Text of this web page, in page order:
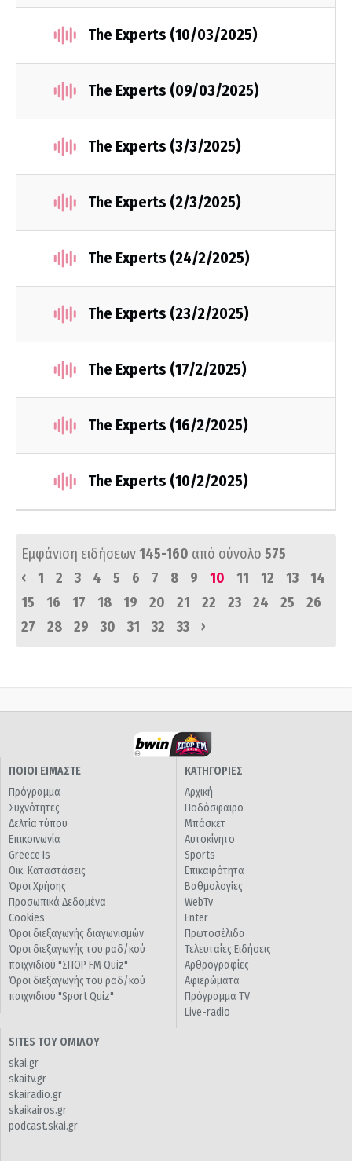
The Experts (10/03/2025)
The Experts (09/03/2025)
The Experts (3/3/2025)
The Experts (2/3/2025)
The Experts (24/2/2025)
The Experts (23/2/2025)
The Experts (17/2/2025)
The Experts (16/2/2025)
The Experts (10/2/2025)
Εμφάνιση ειδήσεων145-160 από σύνολο 575
‹
1 2 3 4 5 6 7 8 9 10 11 12 13
14
15
16 17 18 19 20 21 22 23 24 25
26
27
28 29 30 31 32 33 ›
ΠΟΙΟΙ ΕΙΜΑΣΤΕ
Πρόγραμμα
Συχνότητες
Δελτία τύπου
Επικοινωνία
Greece Is
Οικ. Καταστάσεις
Όροι Χρήσης
Προσωπικά Δεδομένα
Cookies
Όροι διεξαγωγής διαγωνισμών
Όροι διεξαγωγής του ραδ/κού
παιχνιδιού "ΣΠΟΡ FM Quiz"
Όροι διεξαγωγής του ραδ/κού
παιχνιδιού "Sport Quiz"
ΚΑΤΗΓΟΡΙΕΣ
Αρχική
Ποδόσφαιρο
Μπάσκετ
Αυτοκίνητο
Sports
Επικαιρότητα
Βαθμολογίες
WebTv
Enter
Πρωτοσέλιδα
Τελευταίες Ειδήσεις
Αρθρογραφίες
Αφιερώματα
Πρόγραμμα TV
Live-radio
SITES ΤΟΥ ΟΜΙΛΟΥ
skai.gr
skaitv.gr
skairadio.gr
skaikairos.gr
podcast.skai.gr